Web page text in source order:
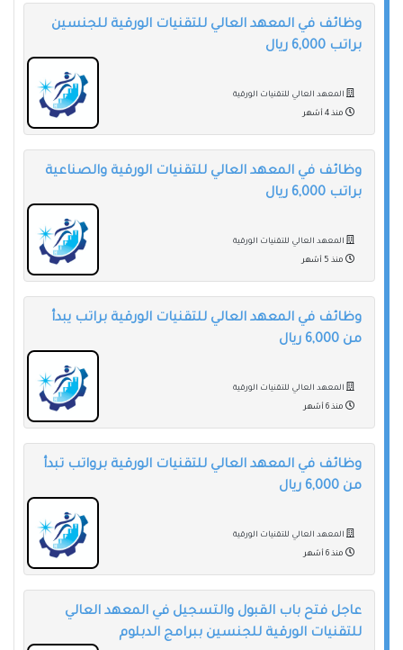
وظائف في المعهد العالي للتقنيات الورقية للجنسين
براتب 6,000 ريال
المعهد العالي للتقنيات الورقية
منذ 4 أشهر
وظائف في المعهد العالي للتقنيات الورقية والصناعية
براتب 6,000 ريال
المعهد العالي للتقنيات الورقية
منذ 5 أشهر
وظائف في المعهد العالي للتقنيات الورقية براتب يبدأ
من 6,000 ريال
المعهد العالي للتقنيات الورقية
منذ 6 أشهر
وظائف في المعهد العالي للتقنيات الورقية برواتب تبدأ
من 6,000 ريال
المعهد العالي للتقنيات الورقية
منذ 6 أشهر
عاجل فتح باب القبول والتسجيل في المعهد العالي
للتقنيات الورقية للجنسين ببرامج الدبلوم